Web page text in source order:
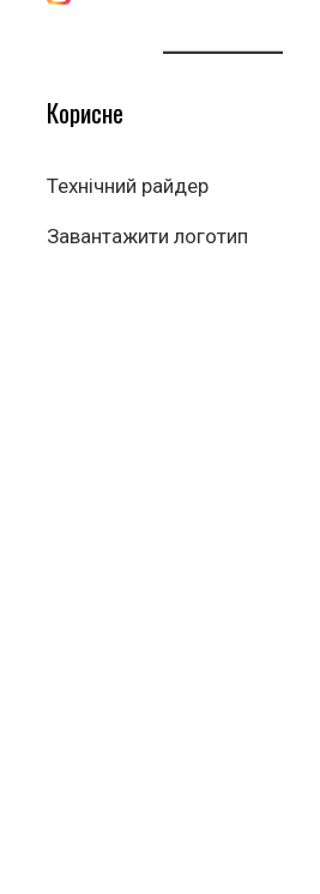
Корисне
Технічний райдер
Завантажити логотип